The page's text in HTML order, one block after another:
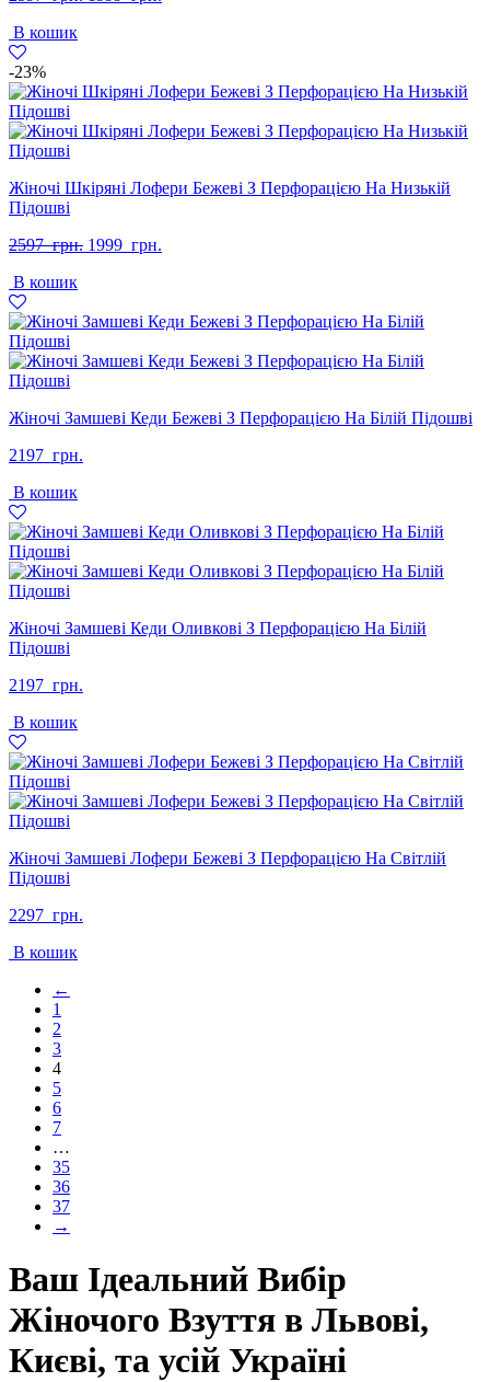
В кошик
-23%
Жіночі Шкіряні Лофери Бежеві З Перфорацією На Низькій
Підошві
2597 грн. Оригінальна
1999 грн.
В кошик
Жіночі Замшеві Кеди Бежеві З Перфорацією На Білій Підошві
2197 грн.
В кошик
Жіночі Замшеві Кеди Оливкові З Перфорацією На Білій
Підошві
2197 грн.
В кошик
Жіночі Замшеві Лофери Бежеві З Перфорацією На Світлій
Підошві
2297 грн.
В кошик
←
1
2
3
4
5
6
7
…
35
36
37
→
Ваш Ідеальний Вибір
Жіночого Взуття в Львові,
Києві, та усій Україні